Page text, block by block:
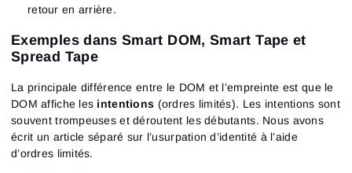
retour en arrière.
Exemples dans Smart DOM, Smart Tape et
Spread Tape
La principale différence entre le DOM et l’empreinte est que le
DOM affiche les intentions (ordres limités). Les intentions sont
souvent trompeuses et déroutent les débutants. Nous avons
écrit un article séparé sur l’usurpation d’identité à l’aide
d’ordres limités.